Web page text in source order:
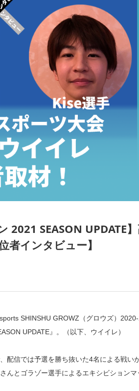
2021 SEASON UPDATE
者インタビュー】
SHINSHU GROWZ（グロウズ）
UPDATE』。（以下、ウイイレ）
配信では予選を勝ち抜いた4名による戦い
んとゴラゾー選手によるエキシビションマ